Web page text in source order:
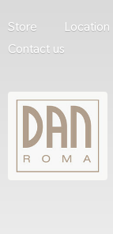
Store
Location
Contact us